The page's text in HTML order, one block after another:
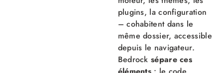
plugins, la configuration
– cohabitent dans le
même dossier, accessible
depuis le navigateur.
Bedrocksépare ces